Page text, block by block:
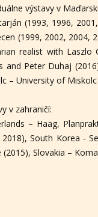
výstavy v
(1993, 1996,
(1999, 2002, 2004,
realist with Laszlo
and Peter Duhaj
– University of
v zahraničí:
– Haag,
2018), South Korea -
(2015), Slovakia –